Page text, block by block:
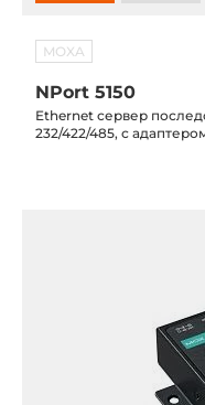
Bluetooth ↔ USB,
ZigBee в Ethernet,
Устройства
MOXA
NPort 5150
Ethernet сервер
232/422/485, с